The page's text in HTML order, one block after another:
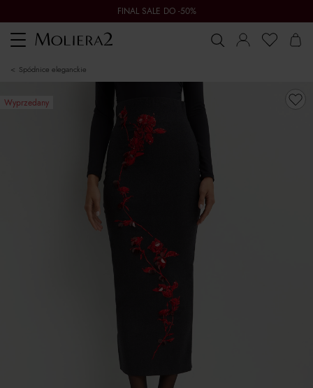
FINAL SALE DO -50%
Toggle
navigation
spódnice eleganckie
Wyprzedany